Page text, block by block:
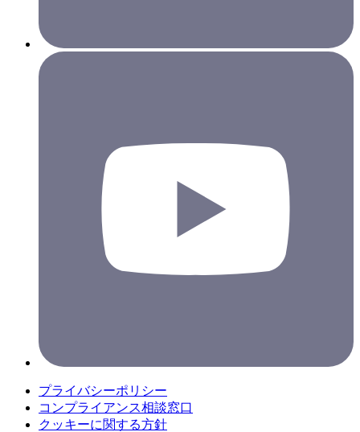
プライバシーポリシー
コンプライアンス相談窓口
クッキーに関する方針